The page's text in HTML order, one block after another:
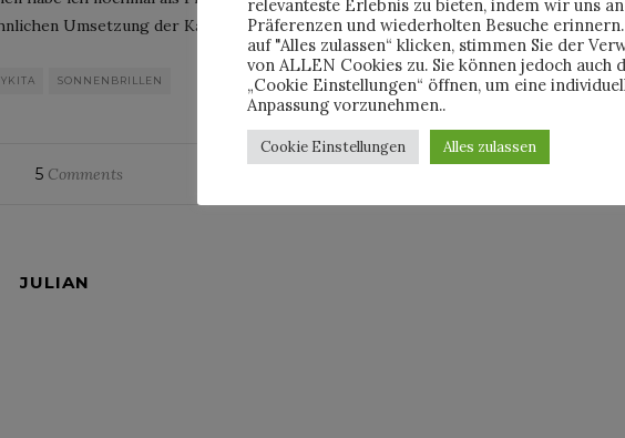
Umsetzung der Kampagne?
SONNENBRILLEN
5Comments
JULIAN
relevanteste Erlebnis zu bieten, indem wir uns
Präferenzen und wiederholten Besuche
auf "Alles zulassen“ klicken, stimmen Sie der
von ALLEN Cookies zu. Sie können jedoch auch
„Cookie Einstellungen“ öffnen, um eine
Anpassung vorzunehmen..
Cookie Einstellungen Alles zulassen